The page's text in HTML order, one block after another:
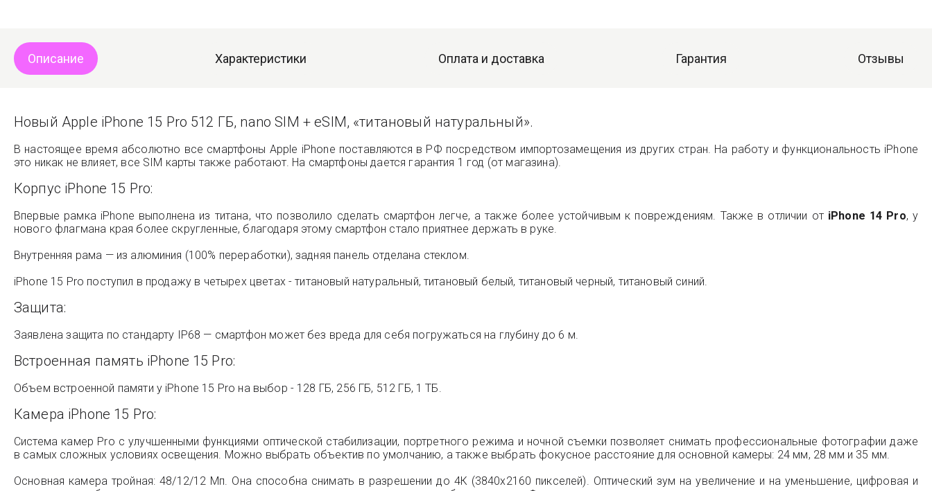
Описание Характеристики Оплата и доставка Гарантия Отзывы
Новый Apple iPhone 15 Pro 512 ГБ, nano SIM + eSIM, «титановый натуральный».
В настоящее время абсолютно все смартфоны Apple iPhone поставляются в РФ посредством импортозамещения из других стран. На работу и функциональность iPhone
это никак не влияет, все SIM карты также работают. На смартфоны дается гарантия 1 год (от магазина).
Корпус iPhone 15 Pro:
Впервые рамка iPhone выполнена из титана, что позволило сделать смартфон легче, а также более устойчивым к повреждениям. Также в отличии от iPhone 14 Pro, у
нового флагмана края более скругленные, благодаря этому смартфон стало приятнее держать в руке.
Внутренняя рама — из алюминия (100% переработки), задняя панель отделана стеклом.
iPhone 15 Pro поступил в продажу в четырех цветах - титановый натуральный, титановый белый, титановый черный, титановый синий.
Защита:
Заявлена защита по стандарту IP68 — смартфон может без вреда для себя погружаться на глубину до 6 м.
Встроенная память iPhone 15 Pro:
Объем встроенной памяти у iPhone 15 Pro на выбор - 128 ГБ, 256 ГБ, 512 ГБ, 1 ТБ.
Камера iPhone 15 Pro:
Система камер Pro с улучшенными функциями оптической стабилизации, портретного режима и ночной съемки позволяет снимать профессиональные фотографии даже
в самых сложных условиях освещения. Можно выбрать объектив по умолчанию, а также выбрать фокусное расстояние для основной камеры: 24 мм, 28 мм и 35 мм.
Основная камера тройная: 48/12/12 Мп. Она способна снимать в разрешении до 4К (3840x2160 пикселей). Оптический зум на увеличение и на уменьшение, цифровая и